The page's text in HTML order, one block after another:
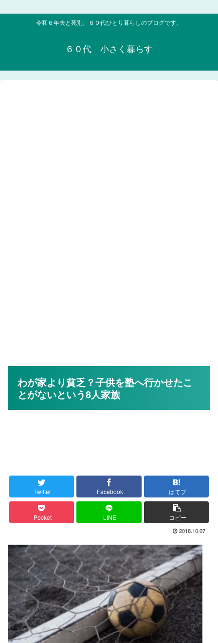
令和６年夫と死別、６０代ひとり暮らしのブログです。
６０代 小さく暮らす
わが家より貧乏？子供を塾へ行かせたこ
とがないという8人家族
Twitter Facebook はてブ
Pocket LINE コピー
2018.10.07